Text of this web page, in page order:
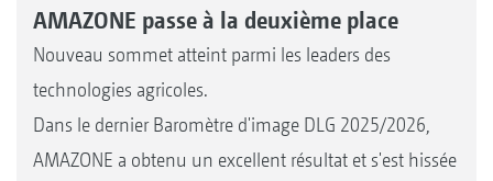
AMAZONE passe à la deuxième place
Nouveau sommet atteint parmi les leaders des
technologies agricoles.
Dans le dernier Baromètre d'image DLG 2025/2026,
AMAZONE a obtenu un excellent résultat et s'est hissée